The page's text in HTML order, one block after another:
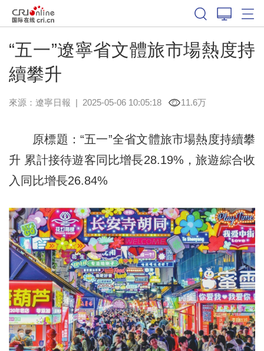
“五一”遼寧省文體旅市場熱度持
續攀升
來源： 遼寧日報 | 2025-05-06 10:05:18 11.6万
原標題：“五一”全省文體旅市場熱度持續攀
升 累計接待遊客同比增長28.19%，旅遊綜合收
入同比增長26.84%